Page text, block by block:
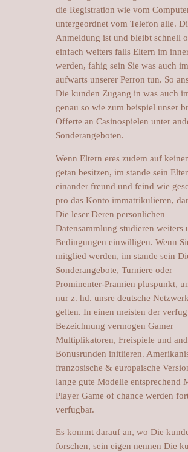
die Registration wie vom
untergeordnet vom Telefon alle.
Anmeldung ist und bleibt schnell
einfach weiters falls Eltern im
werden, fahig sein Sie was auch
aufwarts unserer Perron tun. So
Die kunden Zugang in was auch
genau so wie zum beispiel unser
Offerte an Casinospielen unter
Sonderangeboten.
Wenn Eltern eres zudem auf
getan besitzen, im stande sein
einander freund und feind wie
pro das Konto immatrikulieren,
Die leser Deren personlichen
Datensammlung studieren weiters
Bedingungen einwilligen. Wenn
mitglied werden, im stande sein
Sonderangebote, Turniere oder
Prominenter-Pramien pluspunkt,
nur z. hd. unsre deutsche Netzwerk
gelten. In einen meisten der
Bezeichnung vermogen Gamer
Multiplikatoren, Freispiele und
Bonusrunden initiieren.
franzosische & europaische
lange gute Modelle entsprechend
Player Game of chance werden
verfugbar.
Es kommt darauf an, wo Die
forschen, sein eigen nennen Die